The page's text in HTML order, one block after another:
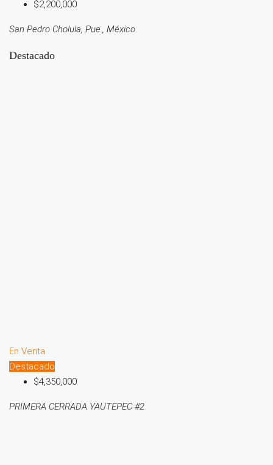
$2,200,000
San Pedro Cholula, Pue., México
Destacado
En Venta
Destacado
$4,350,000
PRIMERA CERRADA YAUTEPEC #2